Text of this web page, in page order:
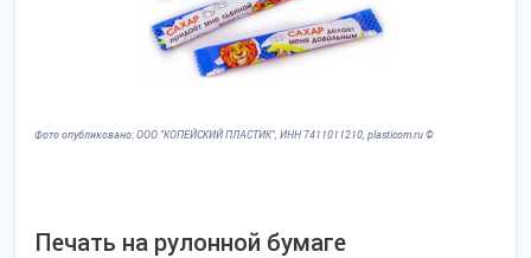
Фото опубликовано: ООО "КОПЕЙСКИЙ ПЛАСТИК", ИНН 7411011210, plasticom.ru ©
Печать на рулонной бумаге